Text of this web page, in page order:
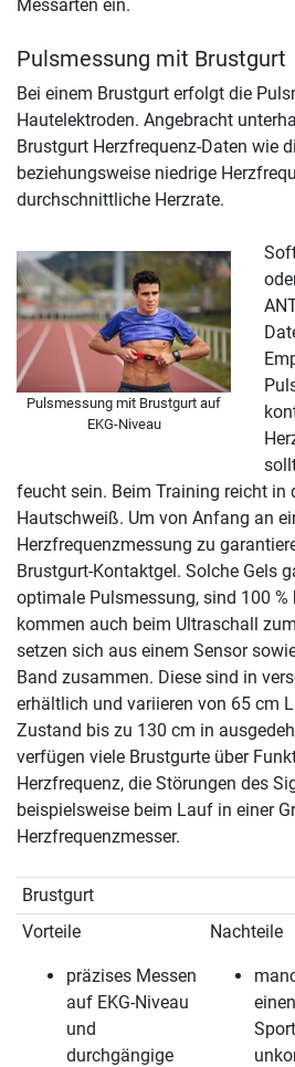
Messarten ein.
Pulsmessung mit Brustgurt
Bei einem Brustgurt erfolgt die
Hautelektroden. Angebracht
Brustgurt Herzfrequenz-Daten wie
beziehungsweise niedrige
durchschnittliche Herzrate.
Pulsmessung mit Brustgurt auf
EKG-Niveau
feucht sein. Beim Training reicht in
Hautschweiß. Um von Anfang an
Herzfrequenzmessung zu
Brustgurt-Kontaktgel. Solche Gels
optimale Pulsmessung, sind 100
kommen auch beim Ultraschall
setzen sich aus einem Sensor
Band zusammen. Diese sind in
erhältlich und variieren von 65 cm
Zustand bis zu 130 cm in
verfügen viele Brustgurte über
Herzfrequenz, die Störungen des
beispielsweise beim Lauf in einer
Herzfrequenzmesser.
Brustgurt
Vorteile
präzises Messen
auf EKG-Niveau
und
durchgängige
Nachteile